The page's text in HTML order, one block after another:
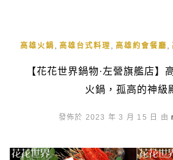
高雄火鍋 高雄台式料理 高雄約會餐廳
【花花世界鍋物·左營旗艦店】
火鍋，孤高的神級
發佈於 2023 年 3 月 15 日 由